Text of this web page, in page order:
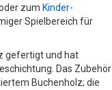
zum Kinder-
Spielbereich für
gefertigt und hat
Das Zubehör
Buchenholz; die